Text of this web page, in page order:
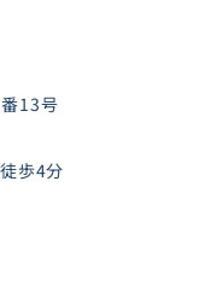
13号
歩4分